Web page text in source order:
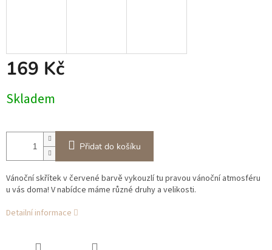
169 Kč
cena:
Skladem
Přidat do košíku
Vánoční skřítek v červené barvě vykouzlí tu pravou vánoční atmosféru
u vás doma! V nabídce máme různé druhy a velikosti.
Detailní informace